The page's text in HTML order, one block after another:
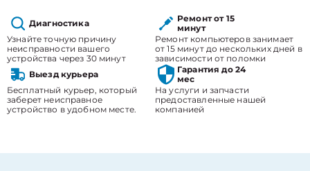
Диагностика
Узнайте точную причину
неисправности вашего
устройства через 30 минут
Ремонт от 15
минут
Ремонт компьютеров занимает
от 15 минут до нескольких дней в
зависимости от поломки
Выезд курьера
Бесплатный курьер, который
заберет неисправное
устройство в удобном месте.
Гарантия до 24
мес
На услуги и запчасти
предоставленные нашей
компанией